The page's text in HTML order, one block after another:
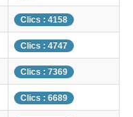
Clics : 4158
Clics : 4747
Clics : 7369
Clics : 6689